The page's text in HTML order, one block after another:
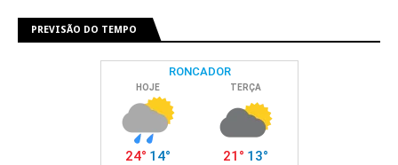
PREVISÃO DO TEMPO